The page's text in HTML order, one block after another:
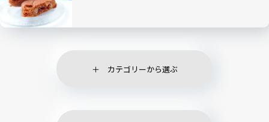
カテゴリーから選ぶ